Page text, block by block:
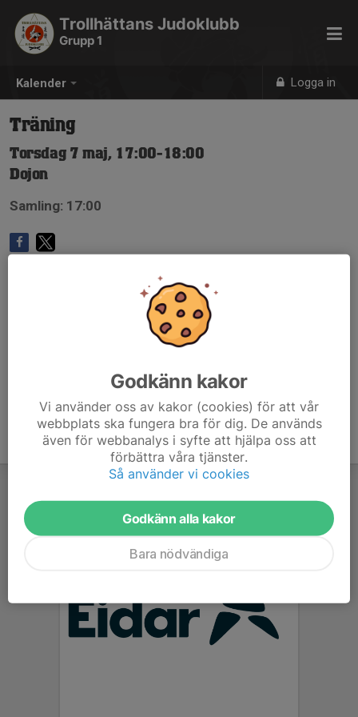
Kalender Logga in
Trollhättans Judoklubb
Grupp 1
Träning
Torsdag 7 maj, 17:00-18:00
Dojon
Samling: 17:00
Godkänn kakor
Vi använder oss av kakor (cookies) för att vår
webbplats ska fungera bra för dig. De används
även för webbanalys i syfte att hjälpa oss att
förbättra våra tjänster.
Så använder vi cookies
Godkänn alla kakor
Bara nödvändiga